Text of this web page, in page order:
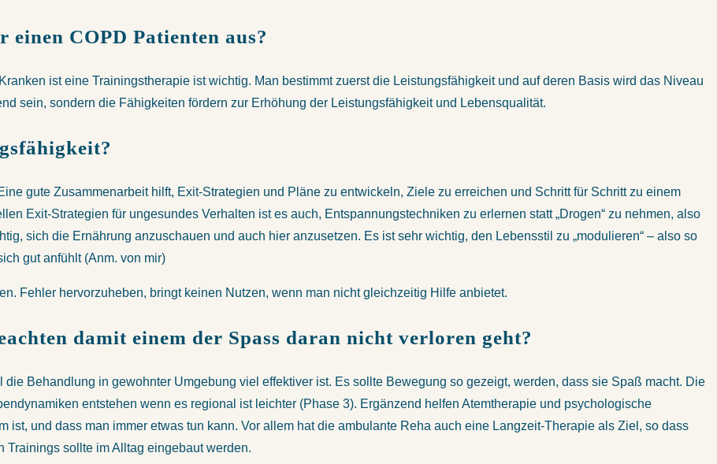
COPD Patienten aus?
ist eine Trainingstherapie ist wichtig. Man bestimmt zuerst die Leistungsfähigkeit und auf deren Basis wird das Niveau
sein, sondern die Fähigkeiten fördern zur Erhöhung der Leistungsfähigkeit und Lebensqualität.
gute Zusammenarbeit hilft, Exit-Strategien und Pläne zu entwickeln, Ziele zu erreichen und Schritt für Schritt zu einem
Exit-Strategien für ungesundes Verhalten ist es auch, Entspannungstechniken zu erlernen statt „Drogen“ zu nehmen, also
sich die Ernährung anzuschauen und auch hier anzusetzen. Es ist sehr wichtig, den Lebensstil zu „modulieren“ – also so
gut anfühlt (Anm. von mir)
Fehler hervorzuheben, bringt keinen Nutzen, wenn man nicht gleichzeitig Hilfe anbietet.
damit einem der Spass daran nicht verloren geht?
Behandlung in gewohnter Umgebung viel effektiver ist. Es sollte Bewegung so gezeigt, werden, dass sie Spaß macht. Die
entstehen wenn es regional ist leichter (Phase 3). Ergänzend helfen Atemtherapie und psychologische
ist, und dass man immer etwas tun kann. Vor allem hat die ambulante Reha auch eine Langzeit-Therapie als Ziel, so dass
sollte im Alltag eingebaut werden.